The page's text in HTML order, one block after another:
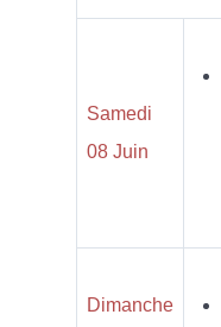
Samedi
08 Juin
Dimanche